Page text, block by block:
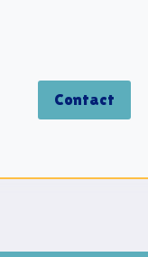
Contact